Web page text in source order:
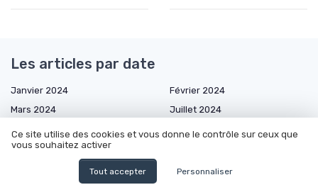
Les articles par date
Janvier 2024
Février 2024
Mars 2024
Juillet 2024
Août 2024
Septembre 2024
Octobre 2024
Février 2025
Ce site utilise des cookies et vous donne le contrôle sur ceux que
vous souhaitez activer
Tout accepter Personnaliser